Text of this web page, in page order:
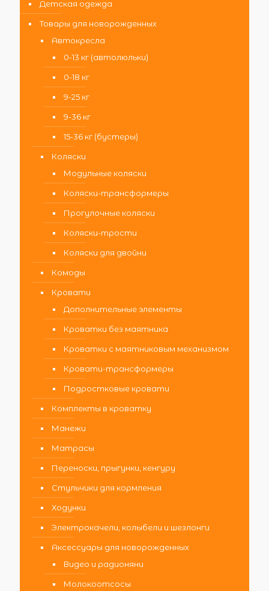
Детская одежда
Товары для новорожденных
Автокресла
0-13 кг (автолюльки)
0-18 кг
9-25 кг
9-36 кг
15-36 кг (бустеры)
Коляски
Модульные коляски
Коляски-трансформеры
Прогулочные коляски
Коляски-трости
Коляски для двойни
Комоды
Кровати
Дополнительные элементы
Кроватки без маятника
Кроватки с маятниковым механизмом
Кровати-трансформеры
Подростковые кровати
Комплекты в кроватку
Манежи
Матрасы
Переноски, прыгунки, кенгуру
Стульчики для кормления
Ходунки
Электрокачели, колыбели и шезлонги
Аксессуары для новорожденных
Видео и радионяни
Молокоотсосы